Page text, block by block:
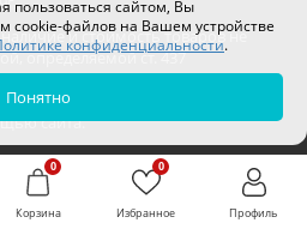
и стоимость товаров не
определяемой ст. 437
от цен в салонах и действуют
сайта.
0
Корзина
0
Избранное Профиль
пользоваться сайтом, Вы
cookie-файлов на Вашем устройстве
конфиденциальности.
Понятно